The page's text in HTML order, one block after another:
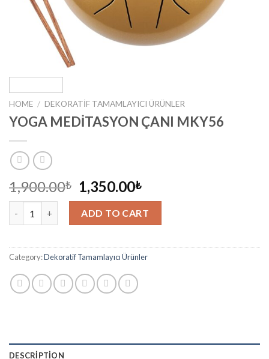
HOME / DEKORATIF TAMAMLAYICI ÜRÜNLER
YOGA MEDİTASYON ÇANI MKY56
1,900.00₺ 1,350.00₺
ADD TO CART
Category:Dekoratif Tamamlayıcı Ürünler
DESCRIPTION